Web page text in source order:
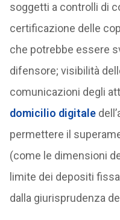
soggetti a controlli di
certificazione delle
che potrebbe essere
difensore; visibilità
comunicazioni degli
domicilio digitale
permettere il
(come le dimensioni
limite dei depositi
dalla giurisprudenza